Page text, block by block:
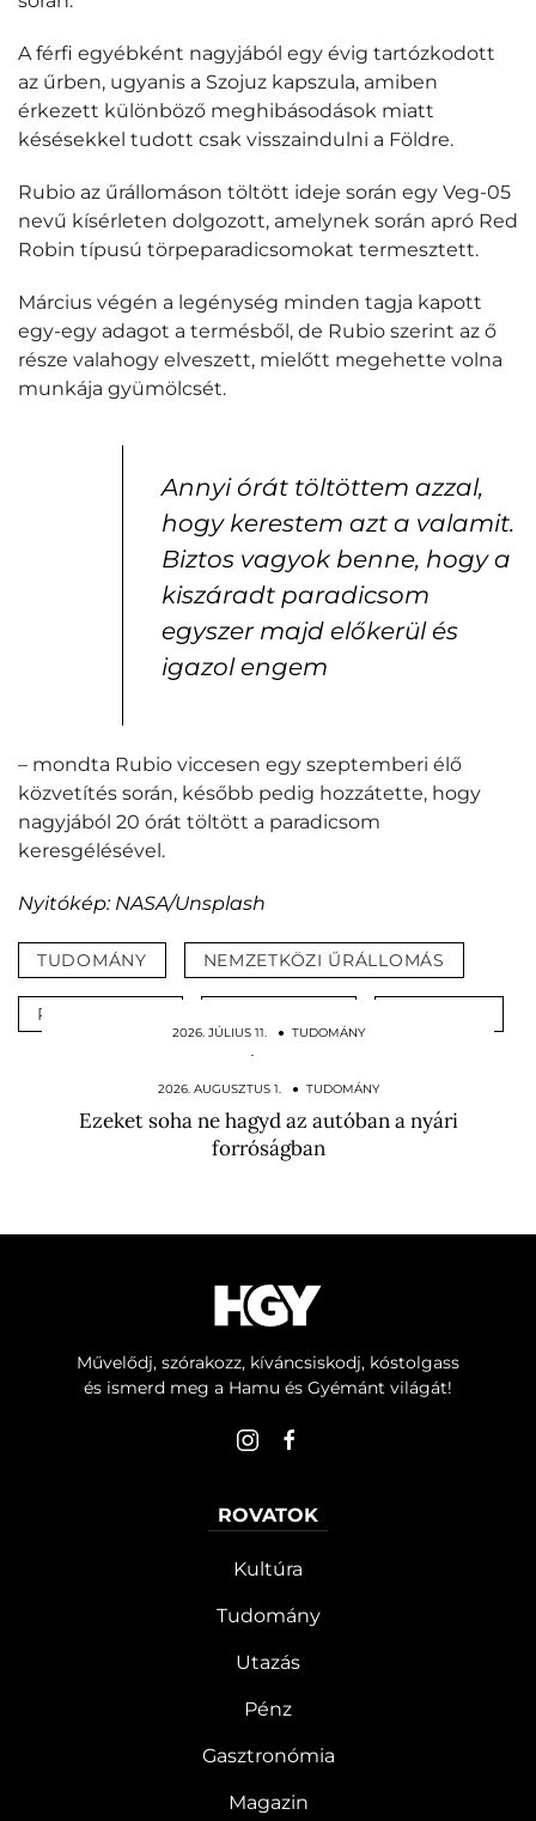
A férfi egyébként nagyjából egy évig tartózkodott
az űrben, ugyanis a Szojuz kapszula, amiben
érkezett különböző meghibásodások miatt
késésekkel tudott csak visszaindulni a Földre.
Rubio az űrállomáson töltött ideje során egy Veg-05
nevű kísérleten dolgozott, amelynek során apró Red
Robin típusú törpeparadicsomokat termesztett.
Március végén a legénység minden tagja kapott
egy-egy adagot a termésből, de Rubio szerint az ő
része valahogy elveszett, mielőtt megehette volna
munkája gyümölcsét.
Annyi órát töltöttem azzal,
hogy kerestem azt a valamit.
Biztos vagyok benne, hogy a
kiszáradt paradicsom
egyszer majd előkerül és
igazol engem
– mondta Rubio viccesen egy szeptemberi élő
közvetítés során, később pedig hozzátette, hogy
nagyjából 20 órát töltött a paradicsom
keresgélésével.
Nyitókép: NASA/Unsplash
TUDOMÁNY NEMZETKÖZI ŰRÁLLOMÁS
PARADICSOM
2026. JÚLIUS 11. ● TUDOMÁNY
Minden bajunk forrása az agyunk: nem erre
a világra…
2026. AUGUSZTUS 1. ● TUDOMÁNY
Ezeket soha ne hagyd az autóban a nyári
forróságban
Művelődj, szórakozz, kíváncsiskodj, kóstolgass
és ismerd meg a Hamu és Gyémánt világát!
ROVATOK
Kultúra
Tudomány
Utazás
Pénz
Gasztronómia
Magazin